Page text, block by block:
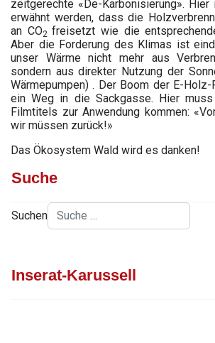
zeitgerechte «De-Karbonisierung».
erwähnt werden, dass die
an CO2 freisetzt wie die
Aber die Forderung des Klimas ist
unser Wärme nicht mehr aus
sondern aus direkter Nutzung der
Wärmepumpen) . Der Boom der E-
ein Weg in die Sackgasse. Hier
Filmtitels zur Anwendung kommen:
wir müssen zurück!»
Das Ökosystem Wald wird es danken!
Suche
Suchen
Inserat-Karussell